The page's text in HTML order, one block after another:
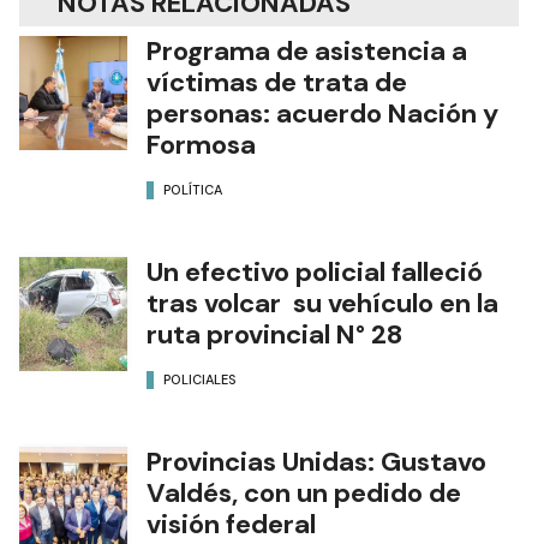
Programa de asistencia a
víctimas de trata de
personas: acuerdo Nación y
Formosa
POLÍTICA
Un efectivo policial falleció
tras volcar su vehículo en la
ruta provincial N° 28
POLICIALES
Provincias Unidas: Gustavo
Valdés, con un pedido de
visión federal